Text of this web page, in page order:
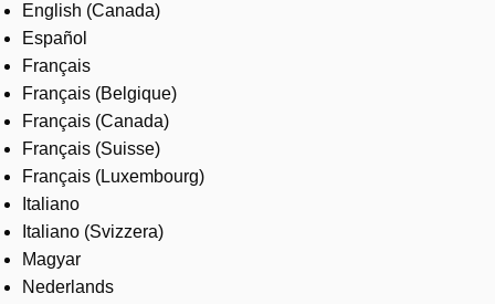
English (Canada)
Español
Français
Français (Belgique)
Français (Canada)
Français (Suisse)
Français (Luxembourg)
Italiano
Italiano (Svizzera)
Magyar
Nederlands